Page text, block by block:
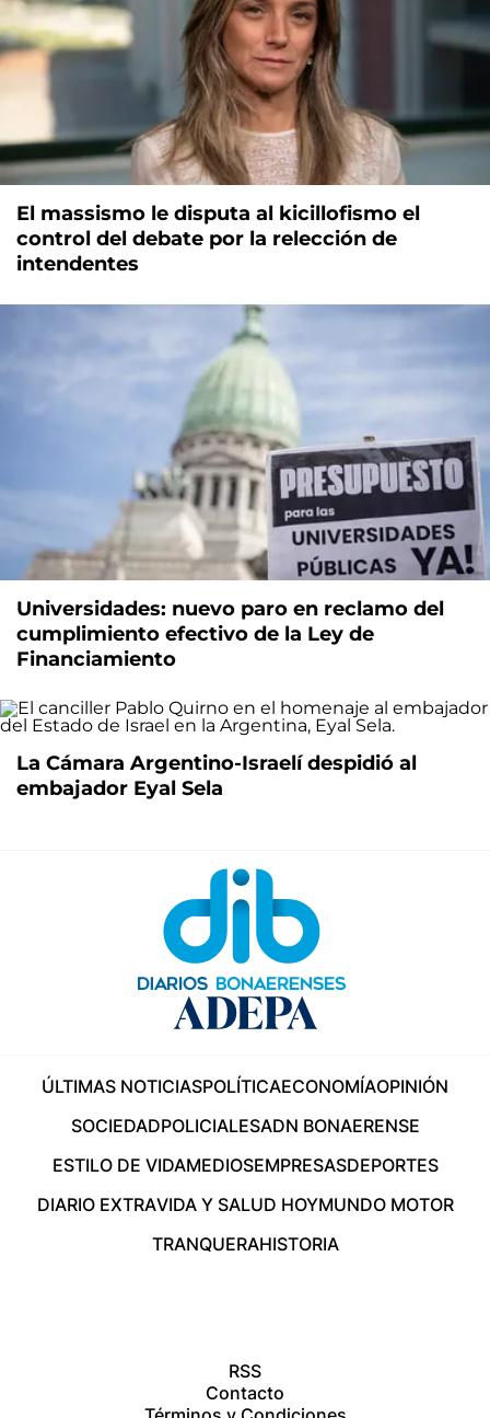
El massismo le disputa al kicillofismo el
control del debate por la relección de
intendentes
Universidades: nuevo paro en reclamo del
cumplimiento efectivo de la Ley de
Financiamiento
La Cámara Argentino-Israelí despidió al
embajador Eyal Sela
ÚLTIMAS NOTICIASPOLÍTICAECONOMÍAOPINIÓN
SOCIEDADPOLICIALESADN BONAERENSE
ESTILO DE VIDAMEDIOSEMPRESASDEPORTES
DIARIO EXTRAVIDA Y SALUD HOYMUNDO MOTOR
TRANQUERAHISTORIA
RSS
Contacto